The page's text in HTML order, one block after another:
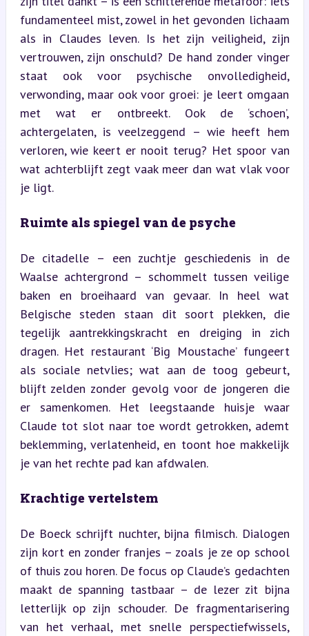
fundamenteel mist, zowel in het gevonden lichaam
als in Claudes leven. Is het zijn veiligheid, zijn
vertrouwen, zijn onschuld? De hand zonder vinger
staat ook voor psychische onvolledigheid,
verwonding, maar ook voor groei: je leert omgaan
met wat er ontbreekt. Ook de ‘schoen’,
achtergelaten, is veelzeggend – wie heeft hem
verloren, wie keert er nooit terug? Het spoor van
wat achterblijft zegt vaak meer dan wat vlak voor
je ligt.
Ruimte als spiegel van de psyche
De citadelle – een zuchtje geschiedenis in de
Waalse achtergrond – schommelt tussen veilige
baken en broeihaard van gevaar. In heel wat
Belgische steden staan dit soort plekken, die
tegelijk aantrekkingskracht en dreiging in zich
dragen. Het restaurant ‘Big Moustache’ fungeert
als sociale netvlies; wat aan de toog gebeurt,
blijft zelden zonder gevolg voor de jongeren die
er samenkomen. Het leegstaande huisje waar
Claude tot slot naar toe wordt getrokken, ademt
beklemming, verlatenheid, en toont hoe makkelijk
je van het rechte pad kan afdwalen.
Krachtige vertelstem
De Boeck schrijft nuchter, bijna filmisch. Dialogen
zijn kort en zonder franjes – zoals je ze op school
of thuis zou horen. De focus op Claude’s gedachten
maakt de spanning tastbaar – de lezer zit bijna
letterlijk op zijn schouder. De fragmentarisering
van het verhaal, met snelle perspectiefwissels,